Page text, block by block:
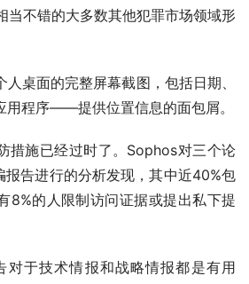
当不错的大多数其他犯罪市场领域形
桌面的完整屏幕截图，包括日期、
用程序——提供位置信息的面包屑。
措施已经过时了。Sophos对三个论
告进行的分析发现，其中近40%包
8%的人限制访问证据或提出私下提
对于技术情报和战略情报都是有用